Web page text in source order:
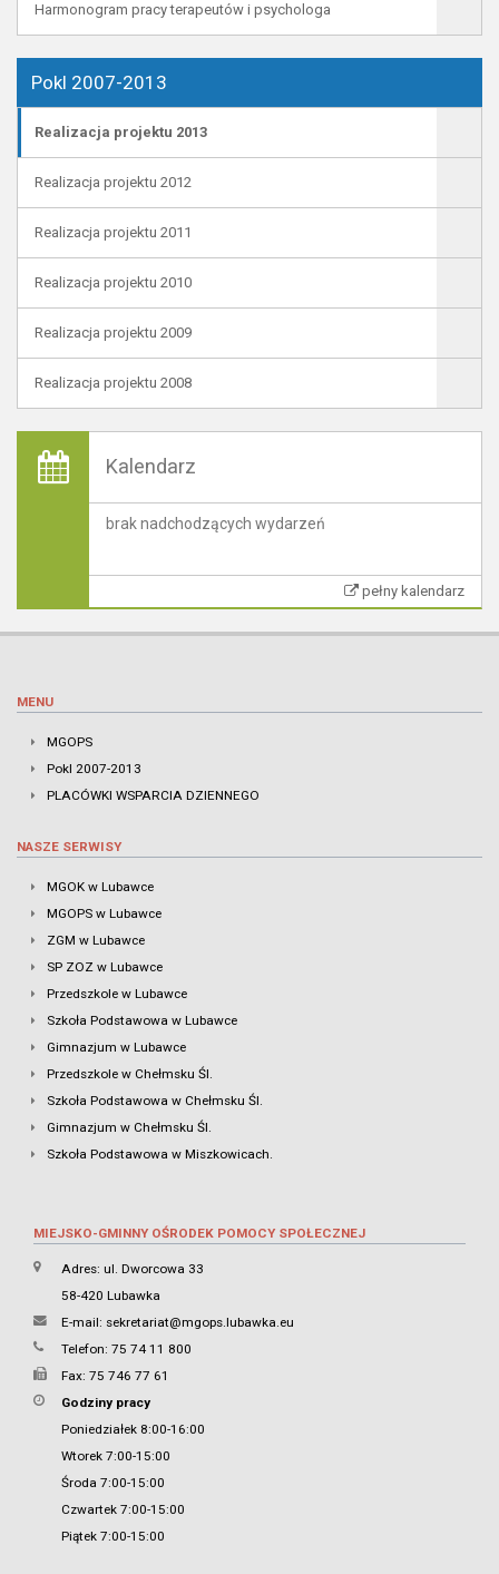
Harmonogram pracy terapeutów i psychologa
Pokl 2007-2013
Realizacja projektu 2013
Realizacja projektu 2012
Realizacja projektu 2011
Realizacja projektu 2010
Realizacja projektu 2009
Realizacja projektu 2008
Kalendarz
brak nadchodzących wydarzeń
pełny kalendarz
MENU
MGOPS
Pokl 2007-2013
PLACÓWKI WSPARCIA DZIENNEGO
NASZE SERWISY
MGOK w Lubawce
MGOPS w Lubawce
ZGM w Lubawce
SP ZOZ w Lubawce
Przedszkole w Lubawce
Szkoła Podstawowa w Lubawce
Gimnazjum w Lubawce
Przedszkole w Chełmsku Śl.
Szkoła Podstawowa w Chełmsku Śl.
Gimnazjum w Chełmsku Śl.
Szkoła Podstawowa w Miszkowicach.
MIEJSKO-GMINNY OŚRODEK POMOCY SPOŁECZNEJ
Adres: ul. Dworcowa 33
58-420 Lubawka
E-mail: sekretariat@mgops.lubawka.eu
Telefon: 75 74 11 800
Fax: 75 746 77 61
Godziny pracy
Poniedziałek 8:00-16:00
Wtorek 7:00-15:00
Środa 7:00-15:00
Czwartek 7:00-15:00
Piątek 7:00-15:00